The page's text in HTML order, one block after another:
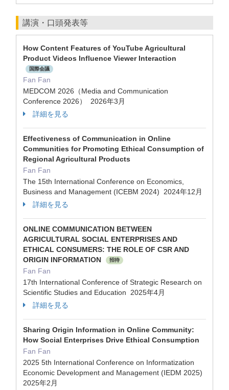
講演・口頭発表等
How Content Features of YouTube Agricultural
Product Videos Influence Viewer Interaction
国際会議
Fan Fan
MEDCOM 2026（Media and Communication
Conference 2026） 2026年3月
詳細を見る
Effectiveness of Communication in Online
Communities for Promoting Ethical Consumption of
Regional Agricultural Products
Fan Fan
The 15th International Conference on Economics,
Business and Management (ICEBM 2024) 2024年12月
詳細を見る
ONLINE COMMUNICATION BETWEEN
AGRICULTURAL SOCIAL ENTERPRISES AND
ETHICAL CONSUMERS: THE ROLE OF CSR AND
ORIGIN INFORMATION
招待
Fan Fan
17th International Conference of Strategic Research on
Scientific Studies and Education 2025年4月
詳細を見る
Sharing Origin Information in Online Community:
How Social Enterprises Drive Ethical Consumption
Fan Fan
2025 5th International Conference on Informatization
Economic Development and Management (IEDM 2025)
2025年2月